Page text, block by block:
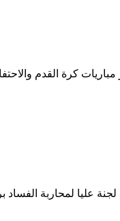
كرة القدم
الملك سلمان بتشكيل لجنة